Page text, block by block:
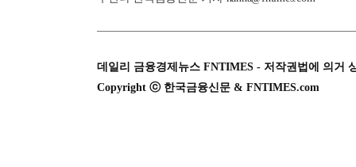
데일리 금융경제뉴스 FNTIMES - 저작권법에 의거
Copyright ⓒ 한국금융신문 & FNTIMES.com